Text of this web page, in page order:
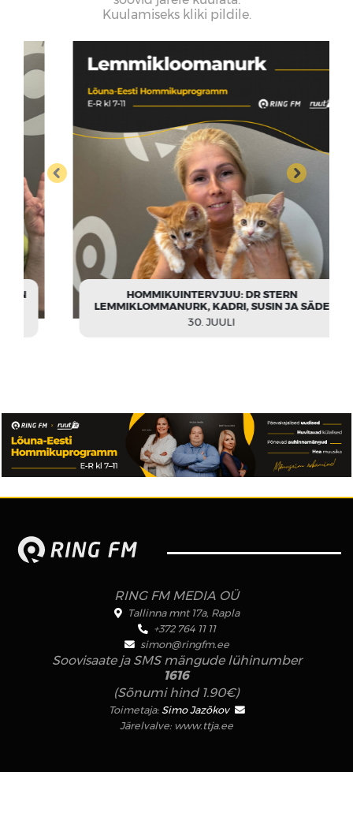
Kuulamiseks kliki pildile.
HOMMIKUINTERVJUU: DR STERN
LEMMIKLOMMANURK, KADRI, SUSIN JA SÄDE
30. JUULI
RING FM MEDIA OÜ
Tallinna mnt 17a, Rapla
+372 764 11 11
simon@ringfm.ee
Soovisaate ja SMS mängude lühinumber
1616
(Sõnumi hind 1.90€)
Toimetaja: Simo Jazõkov
Järelvalve: www.ttja.ee